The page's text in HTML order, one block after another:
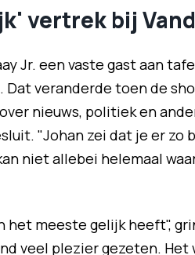
vertrek bij
Jr. een vaste gast aan
Dat veranderde toen de
nieuws, politiek en
"Johan zei dat je er zo
niet allebei helemaal
het meeste gelijk heeft",
veel plezier gezeten. Het